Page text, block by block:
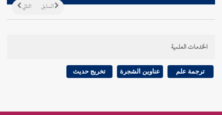
التالي السابق
الخدمات العلمية
ترجمة علم عناوين الشجرة تخريج حديث